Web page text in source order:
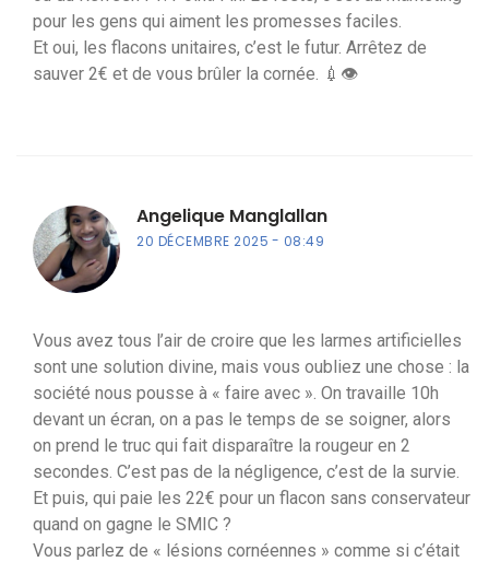
pour les gens qui aiment les promesses faciles.
Et oui, les flacons unitaires, c’est le futur. Arrêtez de
sauver 2€ et de vous brûler la cornée. 💉👁️
Angelique Manglallan
20 DÉCEMBRE 2025 08:49
Vous avez tous l’air de croire que les larmes artificielles
sont une solution divine, mais vous oubliez une chose : la
société nous pousse à « faire avec ». On travaille 10h
devant un écran, on a pas le temps de se soigner, alors
on prend le truc qui fait disparaître la rougeur en 2
secondes. C’est pas de la négligence, c’est de la survie.
Et puis, qui paie les 22€ pour un flacon sans conservateur
quand on gagne le SMIC ?
Vous parlez de « lésions cornéennes » comme si c’était